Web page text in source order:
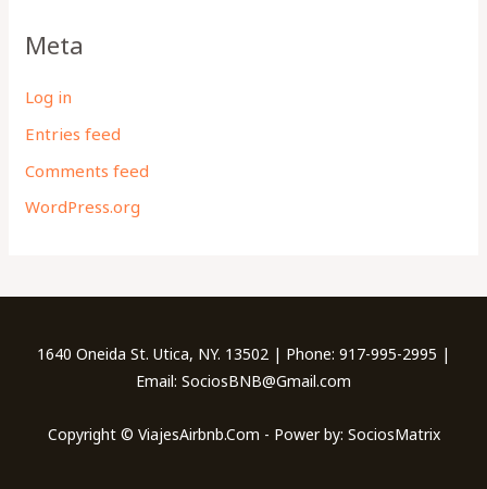
Meta
Log in
Entries feed
Comments feed
WordPress.org
1640 Oneida St. Utica, NY. 13502 | Phone: 917-995-2995 |
Email: SociosBNB@Gmail.com
Copyright © ViajesAirbnb.Com - Power by: SociosMatrix